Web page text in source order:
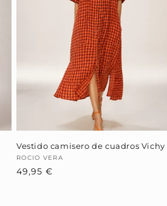
Vestido camisero de cuadros Vichy
Proveedor:
ROCIO VERA
Precio
49,95 €